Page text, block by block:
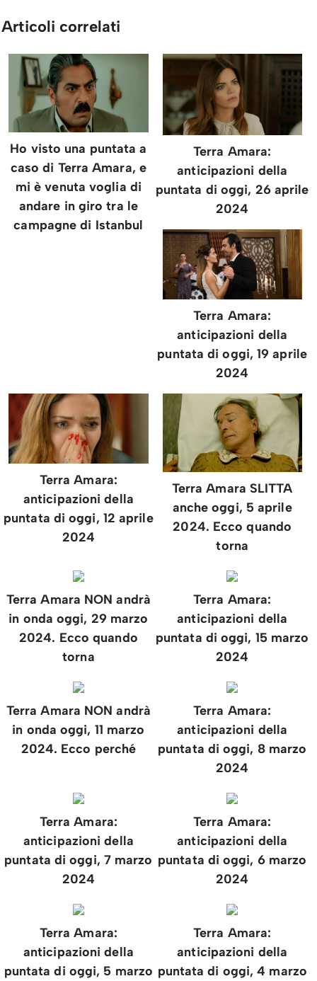
Articoli correlati
Ho visto una puntata a
caso di Terra Amara, e
mi è venuta voglia di
andare in giro tra le
campagne di Istanbul
Terra Amara:
anticipazioni della
puntata di oggi, 26 aprile
2024
Terra Amara:
anticipazioni della
puntata di oggi, 19 aprile
2024
Terra Amara:
anticipazioni della
puntata di oggi, 12 aprile
2024
Terra Amara SLITTA
anche oggi, 5 aprile
2024. Ecco quando
torna
Terra Amara NON andrà
in onda oggi, 29 marzo
2024. Ecco quando
torna
Terra Amara:
anticipazioni della
puntata di oggi, 15 marzo
2024
Terra Amara NON andrà
in onda oggi, 11 marzo
2024. Ecco perché
Terra Amara:
anticipazioni della
puntata di oggi, 8 marzo
2024
Terra Amara:
anticipazioni della
puntata di oggi, 7 marzo
2024
Terra Amara:
anticipazioni della
puntata di oggi, 6 marzo
2024
Terra Amara:
anticipazioni della
puntata di oggi, 5 marzo
Terra Amara:
anticipazioni della
puntata di oggi, 4 marzo